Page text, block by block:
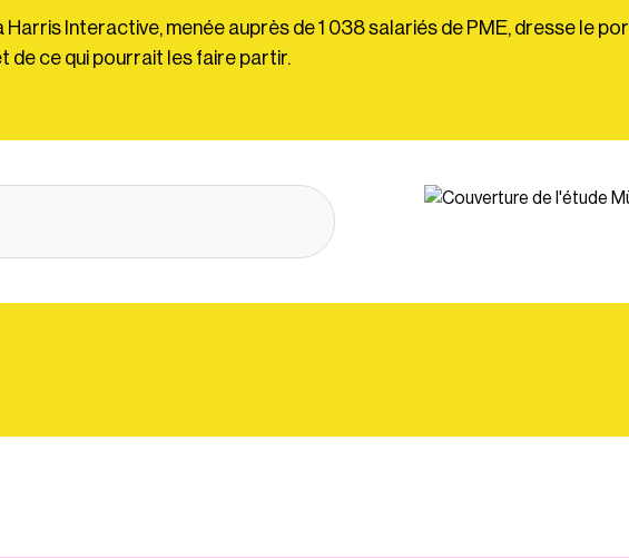
Interactive, menée auprès de 1 038 salariés de PME, dresse le
de ce qui pourrait les faire partir.